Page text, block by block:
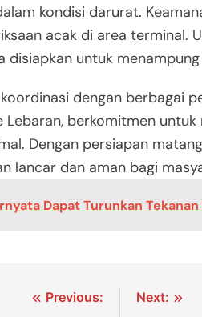
kondisi darurat.
acak di area terminal.
disiapkan untuk
dengan berbagai
berkomitmen
Dengan persiapan
lancar dan aman bagi
Dapat Turunkan
Previous:
Next: